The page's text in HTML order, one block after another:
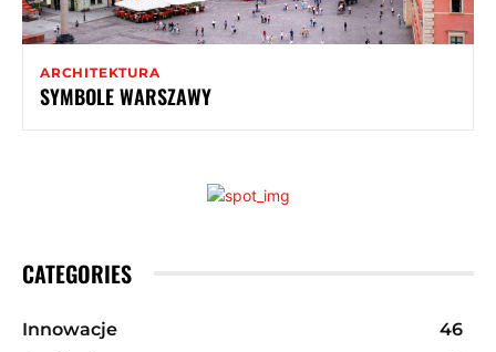
ARCHITEKTURA
SYMBOLE WARSZAWY
CATEGORIES
Innowacje
46